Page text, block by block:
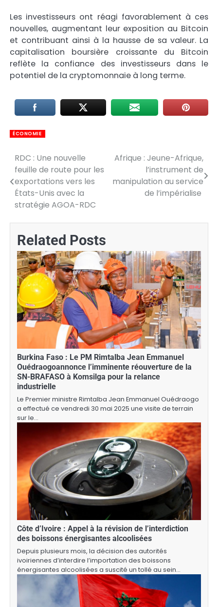
Les investisseurs ont réagi favorablement à ces
nouvelles, augmentant leur exposition au Bitcoin
et contribuant ainsi à la hausse de sa valeur. La
capitalisation boursière croissante du Bitcoin
reflète la confiance des investisseurs dans le
potentiel de la cryptomonnaie à long terme.
ÉCONOMIE
Navigation
de
l’article
RDC : Une nouvelle
feuille de route pour les
exportations vers les
États-Unis avec la
stratégie AGOA-RDC
Afrique : Jeune-Afrique,
l’instrument de
manipulation au service
de l’impérialise
Related Posts
Burkina Faso : Le PM Rimtalba Jean Emmanuel
Ouédraogoannonce l’imminente réouverture de la
SN-BRAFASO à Komsilga pour la relance
industrielle
Le Premier ministre Rimtalba Jean Emmanuel Ouédraogo
a effectué ce vendredi 30 mai 2025 une visite de terrain
sur le…
Côte d’Ivoire : Appel à la révision de l’interdiction
des boissons énergisantes alcoolisées
Depuis plusieurs mois, la décision des autorités
ivoiriennes d’interdire l’importation des boissons
énergisantes alcoolisées a suscité un tollé au sein…